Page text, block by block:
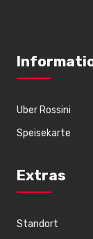
Uber Rossini
Speisekarte
Extras
Standort